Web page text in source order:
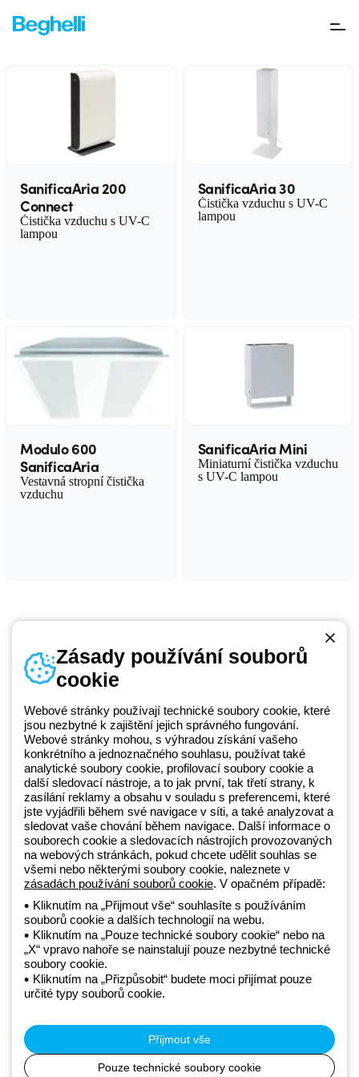
SanificaAria
UV-C čističky vzduchu
SanificaAria 200
Connect
Čistička vzduchu s UV-C
lampou
SanificaAria 30
Čistička vzduchu s UV-C
lampou
Modulo 600
SanificaAria
Vestavná stropní čistička
vzduchu
SanificaAria Mini
Miniaturní čistička vzduchu
s UV-C lampou
Beghelli je součástí GEWISS Group od roku 2025 a jeho ekosystému
GEWISS LightZone, kde vyvíjíme propojená světelná řešení, která
transformují komplexitu do jednoduchosti a podporují profesionály a
koncové zákazníky v uspokojování jejich potřeb.Zjistěte více o
GEWISS
Czechia:CS
Telefonní číslo
+420 531 014 111
Zásady ochrany osobních údajů
Zásady používání souborů cookie
Obchodní podmínky
Všechny zásady
Accessibility
to the direction and coordination of Gewiss S.p.A. - P.IVA (IT)
00666341201 - Registered in the Register of Companies of
Bologna. Fully paid-up capital: 10,000,000 Euro
Zásady používání souborů
cookie
Webové stránky používají technické soubory cookie, které
jsou nezbytné k zajištění jejich správného fungování.
Webové stránky mohou, s výhradou získání vašeho
konkrétního a jednoznačného souhlasu, používat také
analytické soubory cookie, profilovací soubory cookie a
další sledovací nástroje, a to jak první, tak třetí strany, k
zasílání reklamy a obsahu v souladu s preferencemi, které
jste vyjádřili během své navigace v síti, a také analyzovat a
sledovat vaše chování během navigace. Další informace o
souborech cookie a sledovacích nástrojích provozovaných
na webových stránkách, pokud chcete udělit souhlas se
všemi nebo některými soubory cookie, naleznete v
zásadách používání souborů cookie. V opačném případě:
Kliknutím na „Přijmout vše“ souhlasíte s používáním
souborů cookie a dalších technologií na webu.
Kliknutím na „Pouze technické soubory cookie“ nebo na
„X“ vpravo nahoře se nainstalují pouze nezbytné technické
soubory cookie.
Kliknutím na „Přizpůsobit“ budete moci přijímat pouze
určité typy souborů cookie.
Přijmout vše
Pouze technické soubory cookie